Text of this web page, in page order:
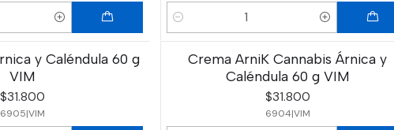
Cantidad
y Caléndula 60 g
VIM
$31.800
6905|VIM
Crema ArniK Cannabis Árnica y
Caléndula 60 g VIM
$31.800
6904|VIM